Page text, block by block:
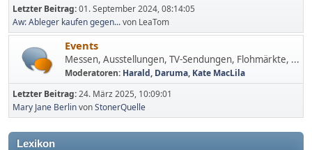
Letzter Beitrag:01. September 2024, 08:14:05
Aw: Ableger kaufen gegen...von LeaTom
Events
Messen, Ausstellungen, TV-Sendungen, Flohmärkte, ...
Moderatoren: Harald, Daruma, Kate MacLila
Letzter Beitrag:24. März 2025, 10:09:01
Mary Jane BerlinvonStonerQuelle
Lexikon